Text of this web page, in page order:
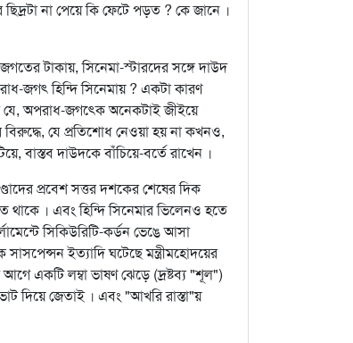
না পেয়ে কি ফেটে পড়ত ? কে জানে ।
টাকায়, সিনেমা-স্টারদের সঙ্গে দাউদ
জগৎ হিন্দি সিনেমায় ? একটা কারণ
অপরাধ-জগত্কে অনেকটাই জীইয়ে
যে প্রতিশোধ নেওয়া হয় না কখনও,
বাস্তব দাউদকে বাঁচিয়ে-বর্তে রাখেন ।
প্রবেশ সত্তর দশকের শেষের দিক
থাকে । এবং হিন্দি সিনেমার ভিলেনও হতে
সিকিউরিটি-কর্ডন ভেঙে আসা
ইত্যাদি ঘটেছে মন্ত্রীমহোদয়ের
একটি লম্বা ভাষণ ঝেড়ে (দ্রষ্টব্য "শূল")
দিয়ে জেতাই । এবং "আখরি রাস্তা"য়